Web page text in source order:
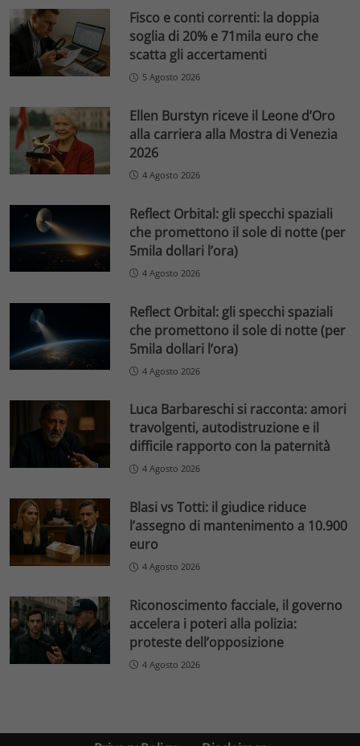
Fisco e conti correnti: la doppia
soglia di 20% e 71mila euro che
scatta gli accertamenti
5 Agosto 2026
Ellen Burstyn riceve il Leone d’Oro
alla carriera alla Mostra di Venezia
2026
4 Agosto 2026
Reflect Orbital: gli specchi spaziali
che promettono il sole di notte (per
5mila dollari l’ora)
4 Agosto 2026
Reflect Orbital: gli specchi spaziali
che promettono il sole di notte (per
5mila dollari l’ora)
4 Agosto 2026
Luca Barbareschi si racconta: amori
travolgenti, autodistruzione e il
difficile rapporto con la paternità
4 Agosto 2026
Blasi vs Totti: il giudice riduce
l’assegno di mantenimento a 10.900
euro
4 Agosto 2026
Riconoscimento facciale, il governo
accelera i poteri alla polizia:
proteste dell’opposizione
4 Agosto 2026